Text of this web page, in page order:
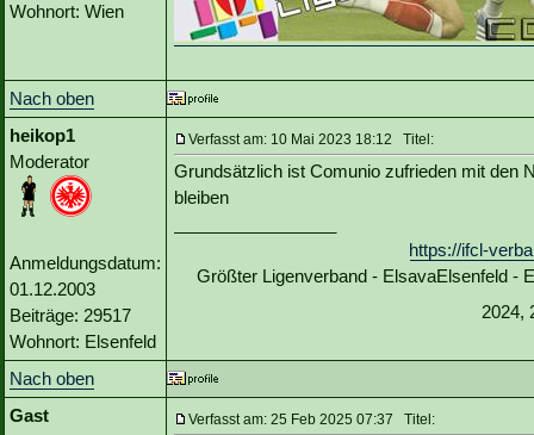
Wohnort: Wien
Nach oben
heikop1
Moderator
Anmeldungsdatum:
01.12.2003
Beiträge: 29517
Wohnort: Elsenfeld
Verfasst am: 10 Mai 2023 18:12 Titel:
Grundsätzlich ist Comunio zufrieden mit den
bleiben
https://ifcl-
Größter Ligenverband - ElsavaElsenfeld -
2024,
Nach oben
Gast
Verfasst am: 25 Feb 2025 07:37 Titel: